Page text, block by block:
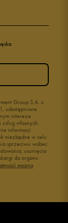
Group S.A. z
udostępnione
interesie
własnych.
informacji
niezbędne w celu
sprzeciwu wobec
usunięcia
do organu
można